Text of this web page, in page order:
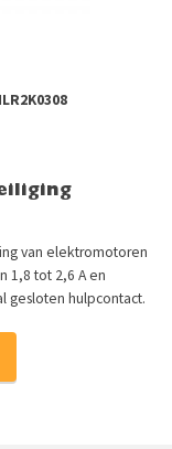
van elektromotoren
1,8 tot 2,6 A en
gesloten hulpcontact.